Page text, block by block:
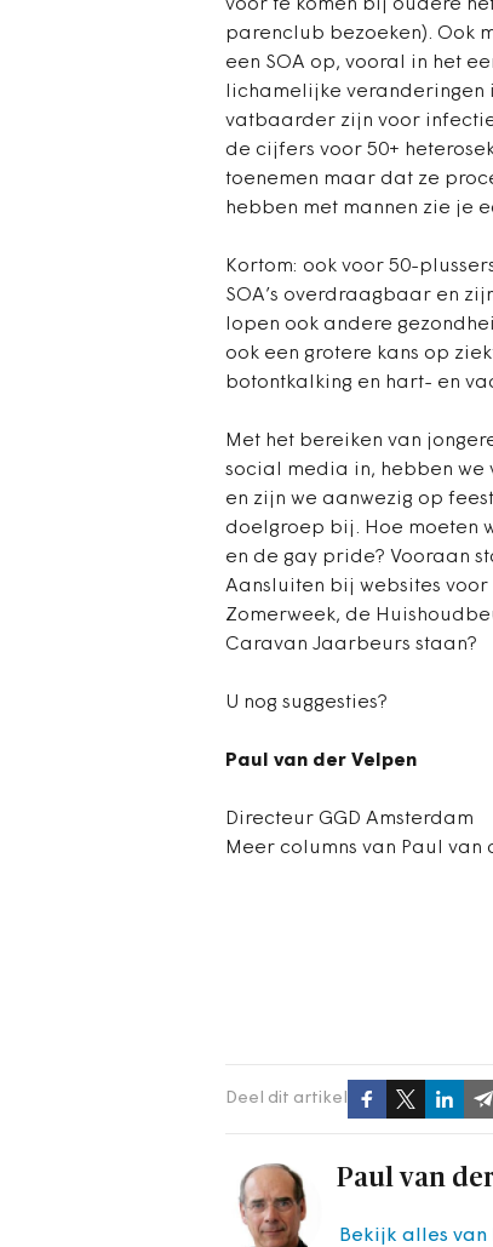
voor te komen bij oudere
parenclub bezoeken). Ook
een SOA op, vooral in het
lichamelijke veranderingen
vatbaarder zijn voor
de cijfers voor 50+
toenemen maar dat ze
hebben met mannen zie je
Kortom: ook voor 50-
SOA’s overdraagbaar en
lopen ook andere
ook een grotere kans op
botontkalking en hart- en
Met het bereiken van
social media in, hebben
en zijn we aanwezig op
doelgroep bij. Hoe moeten
en de gay pride? Vooraan
Aansluiten bij websites
Zomerweek, de
Caravan Jaarbeurs staan?
U nog suggesties?
Paul van der Velpen
Directeur GGD Amsterdam
Meer columns van Paul van
Deel dit artikel
Paul van
Bekijk alles